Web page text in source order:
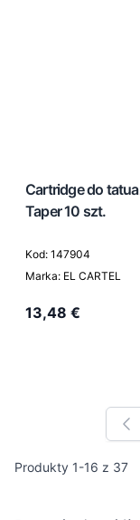
Cartridge do
Taper 10 szt.
Kod: 147904
Marka: EL CARTEL
13,48 €
Produkty 1-16 z 37